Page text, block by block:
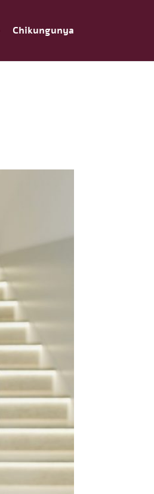
Chikungunya